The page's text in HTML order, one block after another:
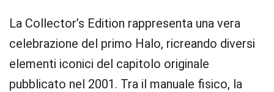
La Collector’s Edition rappresenta una vera
celebrazione del primo Halo, ricreando diversi
elementi iconici del capitolo originale
pubblicato nel 2001. Tra il manuale fisico, la